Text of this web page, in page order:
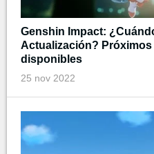
Genshin Impact:
Actualización?
disponibles
25 nov 2022